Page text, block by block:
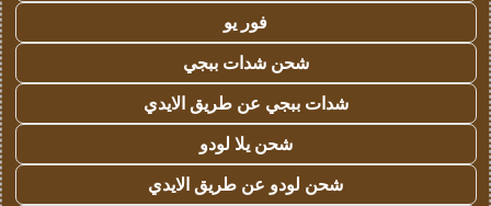
فور يو
شحن شدات ببجي
شدات ببجي عن طريق الايدي
شحن يلا لودو
شحن لودو عن طريق الايدي